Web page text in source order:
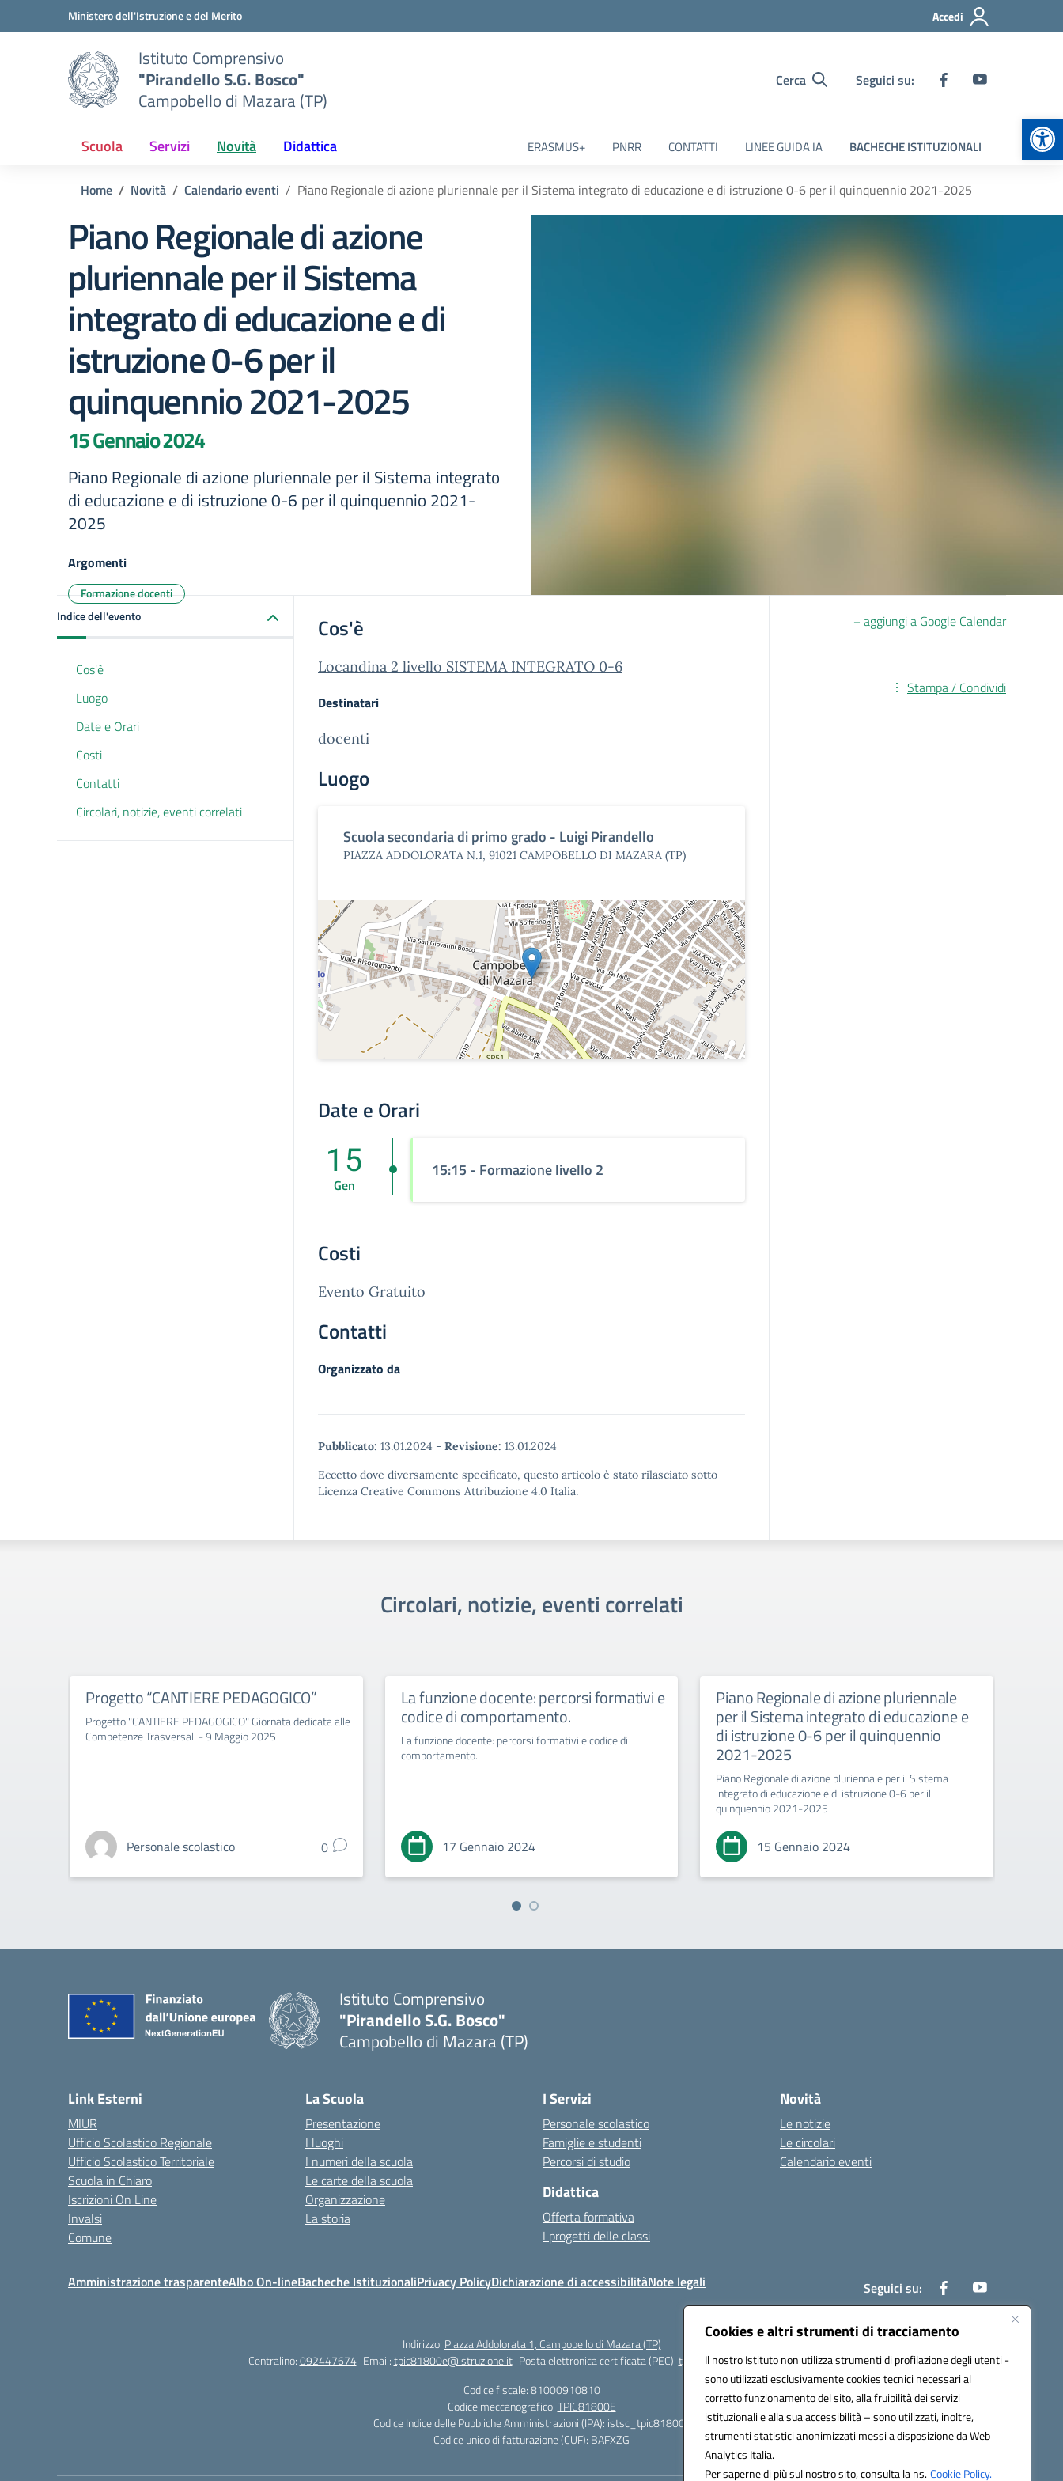
Cookies e altri strumenti di tracciamento
Il nostro Istituto non utilizza strumenti di profilazione degli utenti -
sono utilizzati esclusivamente cookies tecnici necessari al
corretto funzionamento del sito, alla fruibilità dei servizi
istituzionali e alla sua accessibilità – sono utilizzati, inoltre,
strumenti statistici anonimizzati messi a disposizione da Web
Analytics Italia.
Per saperne di più sul nostro sito, consulta la ns.Cookie Policy.
Vai ai contenuti
Vai al menu di navigazioneMinistero dell'Istruzione e del Merito Accedi
Istituto Comprensivo
"Pirandello S.G. Bosco"
Campobello di Mazara (TP)
Cerca Seguici su:
Scuola Servizi Novità Didattica ERASMUS+ PNRR CONTATTI LINEE GUIDA IA BACHECHE ISTITUZIONALI
Home Novità Calendario eventi Piano Regionale di azione pluriennale per il Sistema integrato di educazione e di istruzione 0-6 per il quinquennio 2021-2025
Piano Regionale di azione
pluriennale per il Sistema
integrato di educazione e di
istruzione 0-6 per il
quinquennio 2021-2025
15 Gennaio 2024
Piano Regionale di azione pluriennale per il Sistema integrato
di educazione e di istruzione 0-6 per il quinquennio 2021-
2025
Argomenti
Formazione docenti
Indice dell'evento
Cos'è
Luogo
Date e Orari
Costi
Contatti
Circolari, notizie, eventi correlati
Cos'è
Locandina 2 livello SISTEMA INTEGRATO 0-6
Destinatari
docenti
Luogo
Scuola secondaria di primo grado - Luigi Pirandello
PIAZZA ADDOLORATA N.1, 91021 CAMPOBELLO DI MAZARA (TP)
Date e Orari
15
Gen
15:15 - Formazione livello 2
Costi
Evento Gratuito
Contatti
Organizzato da
Pubblicato: 13.01.2024 - Revisione: 13.01.2024
Eccetto dove diversamente specificato, questo articolo è stato rilasciato sotto
Licenza Creative Commons Attribuzione 4.0 Italia.
+ aggiungi a Google Calendar
Stampa / Condividi
Circolari, notizie, eventi correlati
Progetto “CANTIERE PEDAGOGICO”
Progetto "CANTIERE PEDAGOGICO" Giornata dedicata alle
Competenze Trasversali - 9 Maggio 2025
Personale scolastico 0
La funzione docente: percorsi formativi e
codice di comportamento.
La funzione docente: percorsi formativi e codice di
comportamento.
17 Gennaio 2024
Piano Regionale di azione pluriennale
per il Sistema integrato di educazione e
di istruzione 0-6 per il quinquennio
2021-2025
Piano Regionale di azione pluriennale per il Sistema
integrato di educazione e di istruzione 0-6 per il
quinquennio 2021-2025
15 Gennaio 2024
Istituto Comprensivo
"Pirandello S.G. Bosco"
Campobello di Mazara (TP)
Link Esterni
MIUR
Ufficio Scolastico Regionale
Ufficio Scolastico Territoriale
Scuola in Chiaro
Iscrizioni On Line
Invalsi
Comune
La Scuola
Presentazione
I luoghi
I numeri della scuola
Le carte della scuola
Organizzazione
La storia
I Servizi
Personale scolastico
Famiglie e studenti
Percorsi di studio
Didattica
Offerta formativa
I progetti delle classi
Novità
Le notizie
Le circolari
Calendario eventi
Amministrazione trasparenteAlbo On-lineBacheche IstituzionaliPrivacy PolicyDichiarazione di accessibilitàNote legali Seguici su:
Indirizzo: Piazza Addolorata 1, Campobello di Mazara (TP)
Centralino:092447674 Email:tpic81800e@istruzione.it Posta elettronica certificata (PEC):tpic81800e@pec.istruzione.it
Codice fiscale: 81000910810
Codice meccanografico:TPIC81800E
Codice Indice delle Pubbliche Amministrazioni (IPA): istsc_tpic81800e
Codice unico di fatturazione (CUF): BAFXZG